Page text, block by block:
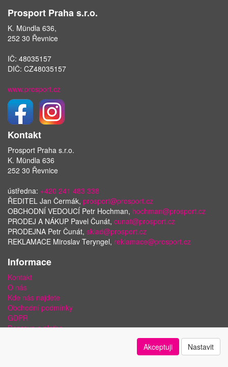
Prosport Praha s.r.o.
K. Mündla 636,
252 30 Řevnice
IČ: 48035157
DIČ: CZ48035157
www.prosport.cz
Kontakt
Prosport Praha s.r.o.
K. Mündla 636
252 30 Řevnice
ústředna: +420 241 483 338
ŘEDITEL Jan Čermák, prosport@prosport.cz
OBCHODNÍ VEDOUCÍ Petr Hochman, hochman@prosport.cz
PRODEJ A NÁKUP Pavel Čunát, cunat@prosport.cz
PRODEJNA Petr Čunát, sklad@prosport.cz
REKLAMACE Miroslav Teryngel, reklamace@prosport.cz
Informace
Kontakt
O nás
Kde nás najdete
Obchodní podmínky
GDPR
Doprava a platba
Akceptuji Nastavit